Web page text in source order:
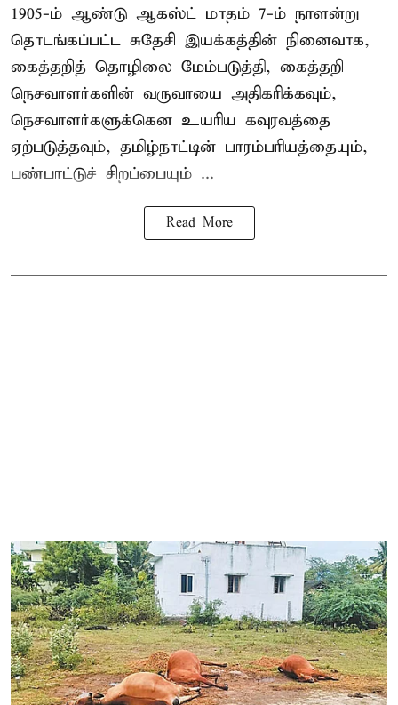
1905-ம் ஆண்டு ஆகஸ்ட் மாதம் 7-ம் நாளன்று
தொடங்கப்பட்ட சுதேசி இயக்கத்தின் நினைவாக,
கைத்தறித் தொழிலை மேம்படுத்தி, கைத்தறி
நெசவாளர்களின் வருவாயை அதிகரிக்கவும்,
நெசவாளர்களுக்கென உயரிய கவுரவத்தை
ஏற்படுத்தவும், தமிழ்நாட்டின் பாரம்பரியத்தையும்,
பண்பாட்டுச் சிறப்பையும் ...
Read More